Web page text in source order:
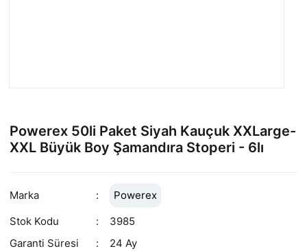
Powerex 50li Paket Siyah Kauçuk XXLarge-
XXL Büyük Boy Şamandıra Stoperi - 6lı
Marka
Powerex
Stok Kodu
3985
Garanti Süresi
24 Ay